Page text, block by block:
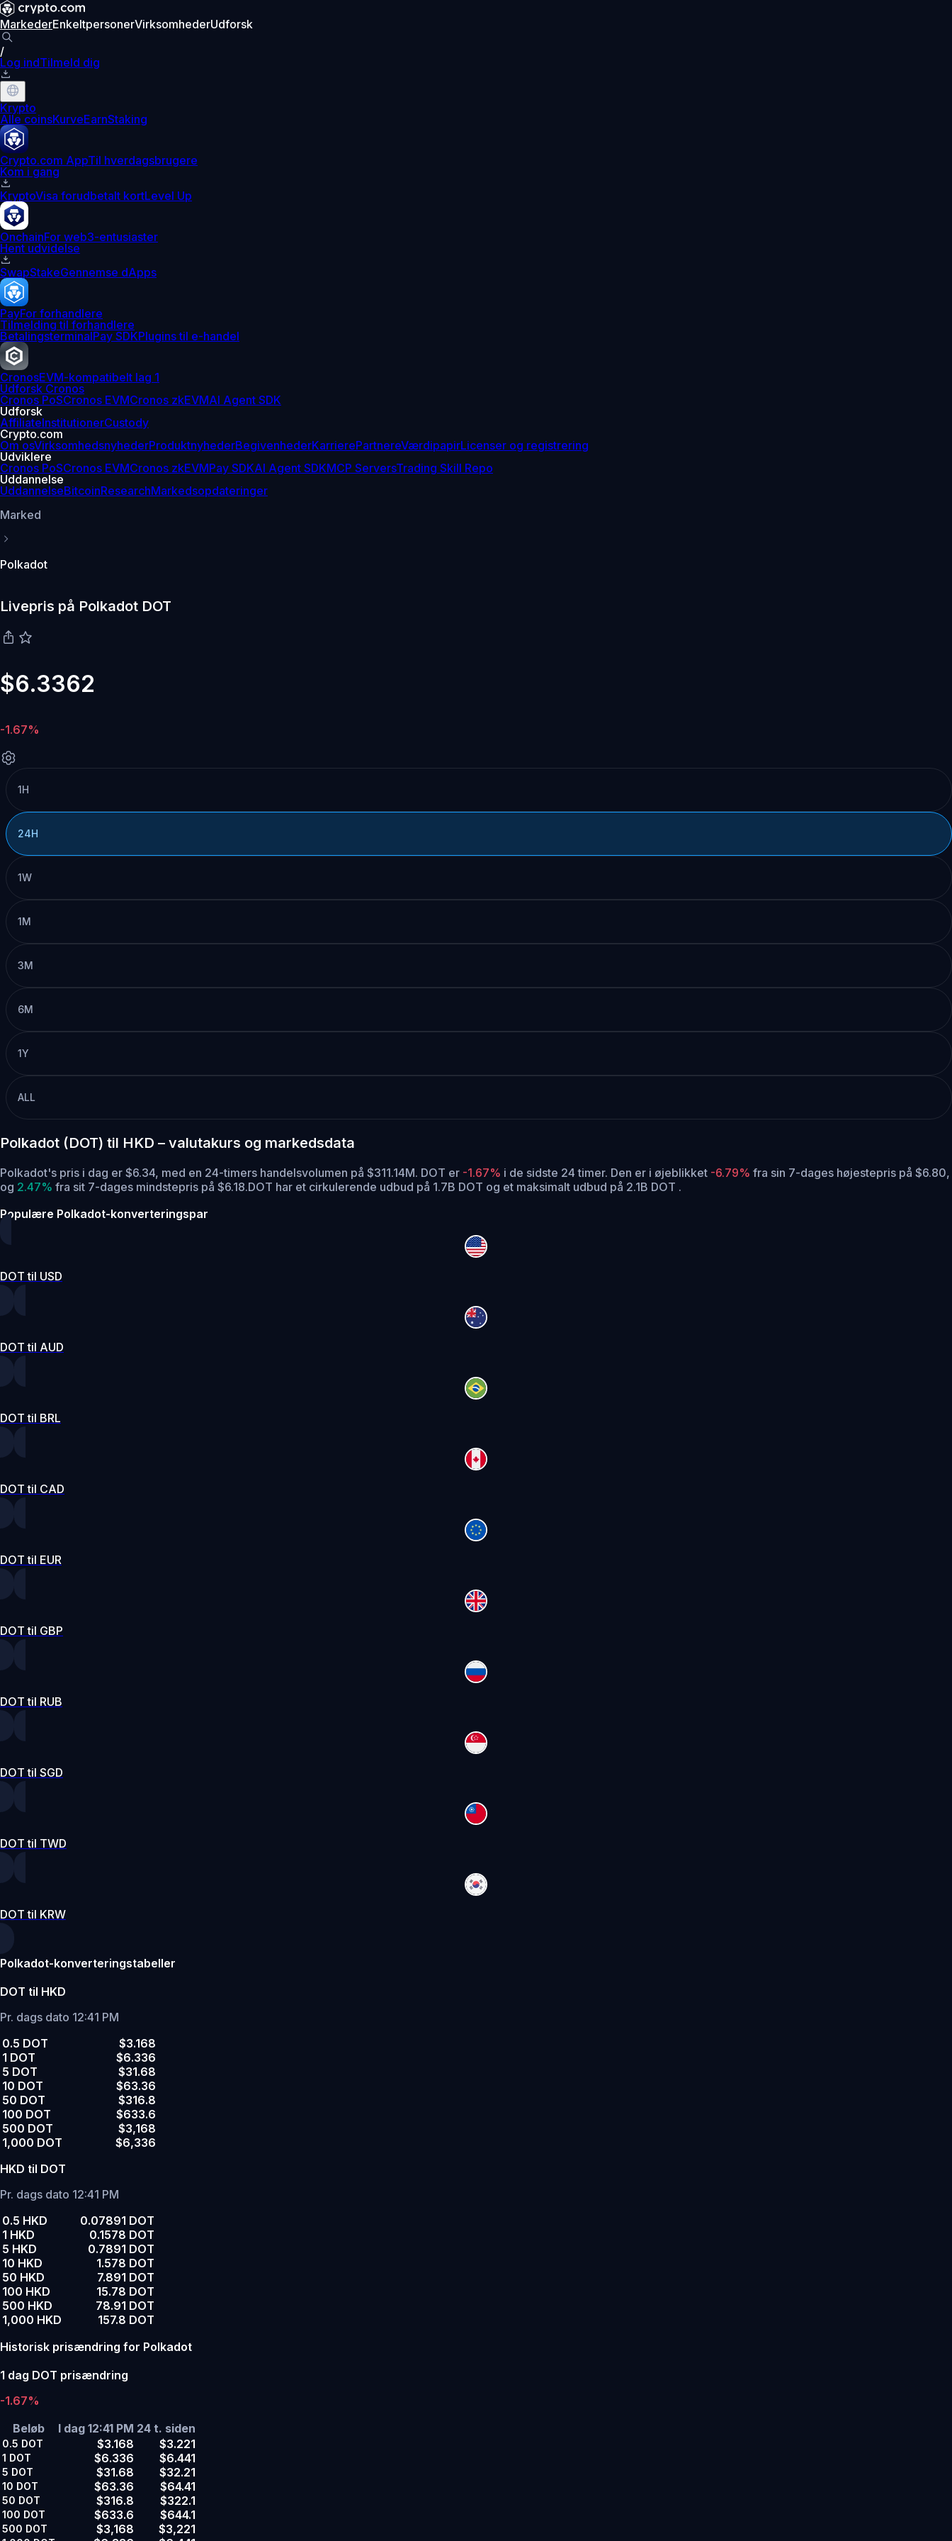
MarkederEnkeltpersonerVirksomhederUdforsk
/
Log indTilmeld dig
Krypto
Alle coinsKurveEarnStaking
Crypto.com AppTil hverdagsbrugere
Kom i gang
KryptoVisa forudbetalt kortLevel Up
OnchainFor web3-entusiaster
Hent udvidelse
SwapStakeGennemse dApps
PayFor forhandlere
Tilmelding til forhandlere
BetalingsterminalPay SDKPlugins til e-handel
CronosEVM-kompatibelt lag 1
Udforsk Cronos
Cronos PoSCronos EVMCronos zkEVMAI Agent SDK
Udforsk
AffiliateInstitutionerCustody
Crypto.com
Om osVirksomhedsnyhederProduktnyhederBegivenhederKarrierePartnereVærdipapirLicenser og registrering
Udviklere
Cronos PoSCronos EVMCronos zkEVMPay SDKAI Agent SDKMCP ServersTrading Skill Repo
Uddannelse
UddannelseBitcoinResearchMarkedsopdateringer
Marked
Polkadot
Livepris på Polkadot DOT
$6.3362
-1.67%
1H
24H
1W
1M
3M
6M
1Y
ALL
Polkadot (DOT) til HKD – valutakurs og markedsdata
Polkadot's pris i dag er $6.34, med en 24-timers handelsvolumen på $311.14M. DOT er -1.67% i de sidste 24 timer. Den er i øjeblikket -6.79% fra sin 7-dages højestepris på $6.80,
og 2.47% fra sit 7-dages mindstepris på $6.18.DOT har et cirkulerende udbud på 1.7B DOT og et maksimalt udbud på 2.1B DOT .
Populære Polkadot-konverteringspar
DOT til USD
DOT til AUD
DOT til BRL
DOT til CAD
DOT til EUR
DOT til GBP
DOT til RUB
DOT til SGD
DOT til TWD
DOT til KRW
Polkadot-konverteringstabeller
DOT til HKD
Pr. dags dato 12:41 PM
0.5 DOT
$3.168
1 DOT
$6.336
5 DOT
$31.68
10 DOT
$63.36
50 DOT
$316.8
100 DOT
$633.6
500 DOT
$3,168
1,000 DOT
$6,336
HKD til DOT
Pr. dags dato 12:41 PM
0.5 HKD
0.07891 DOT
1 HKD
0.1578 DOT
5 HKD
0.7891 DOT
10 HKD
1.578 DOT
50 HKD
7.891 DOT
100 HKD
15.78 DOT
500 HKD
78.91 DOT
1,000 HKD
157.8 DOT
Historisk prisændring for Polkadot
1 dag DOT prisændring
-1.67%
Beløb
I dag 12:41 PM 24 t. siden
0.5 DOT $3.168 $3.221
1 DOT $6.336 $6.441
5 DOT $31.68 $32.21
10 DOT $63.36 $64.41
50 DOT $316.8 $322.1
100 DOT $633.6 $644.1
500 DOT $3,168 $3,221